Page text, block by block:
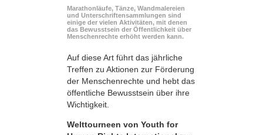
Marathonläufe, Tänze, Wandmalereien
und Unterschriftensammlungen sind
einige der vielen Aktivitäten, mit denen
das Bewusstsein der Öffentlichkeit über
Menschenrechte erhöht werden kann.
Auf diese Art führt das jährliche
Treffen zu Aktionen zur Förderung
der Menschenrechte und hebt das
öffentliche Bewusstsein über ihre
Wichtigkeit.
Welttourneen von Youth for